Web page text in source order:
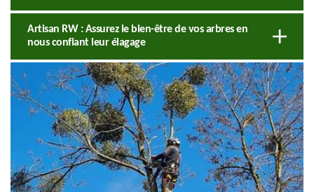
Artisan RW : Assurez le bien-être de vos arbres en
nous confiant leur élagage